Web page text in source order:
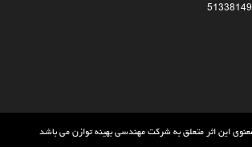
این اثر متعلق به شرکت مهندسی بهینه توازن می باشد